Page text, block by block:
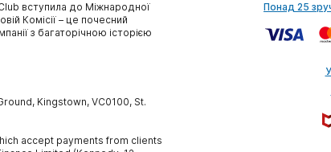
вступила до Міжнародної
Комісії – це почесний
з багаторічною історією
Kingstown, VC0100, St.
accept payments from clients
Понад 25